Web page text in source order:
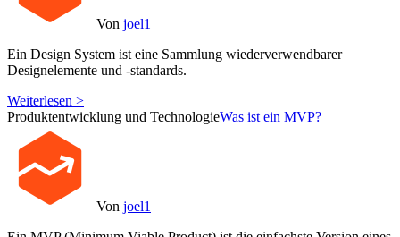
Von joel1
Ein Design System ist eine Sammlung wiederverwendbarer
Designelemente und -standards.
Weiterlesen >
Produktentwicklung und TechnologieWas ist ein MVP?
Von joel1